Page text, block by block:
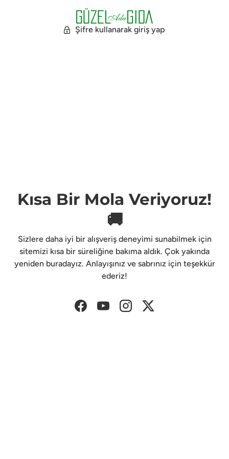
Şifre kullanarak giriş yap
Kısa Bir Mola Veriyoruz!
🚚
Sizlere daha iyi bir alışveriş deneyimi sunabilmek için
sitemizi kısa bir süreliğine bakıma aldık. Çok yakında
yeniden buradayız. Anlayışınız ve sabrınız için teşekkür
ederiz!
FacebookYouTubeInstagramTwitter